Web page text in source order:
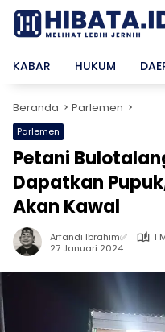
Langsung
konten
KABAR
HUKUM
Beranda Parlemen
Parlemen
Petani
Dapatkan
Akan Kawal
Arfandi Ibrahim✅
1
27 Januari 2024